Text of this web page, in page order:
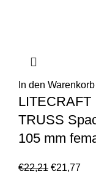
In den Warenkorb
LITECRAFT
TRUSS
105 mm
€22,21 €21,77